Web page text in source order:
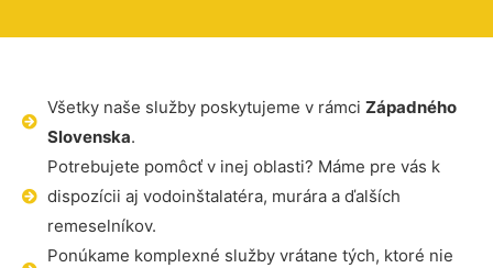
Všetky naše služby poskytujeme v rámci Západného
Slovenska.
Potrebujete pomôcť v inej oblasti? Máme pre vás k
dispozícii aj vodoinštalatéra, murára a ďalších
remeselníkov.
Ponúkame komplexné služby vrátane tých, ktoré nie